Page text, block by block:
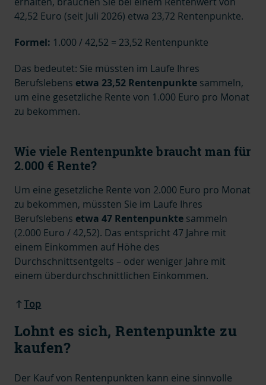
42,52 Euro (seit Juli 2026) etwa 23,72 Rentenpunkte.
Formel: 1.000 / 42,52 = 23,52 Rentenpunkte
Das bedeutet: Sie müssten im Laufe Ihres
Berufslebens etwa 23,52 Rentenpunkte sammeln,
um eine gesetzliche Rente von 1.000 Euro pro Monat
zu bekommen.
Wie viele Rentenpunkte braucht man für
2.000 € Rente?
Um eine gesetzliche Rente von 2.000 Euro pro Monat
zu bekommen, müssten Sie im Laufe Ihres
Berufslebens etwa 47 Rentenpunkte sammeln
(2.000 Euro / 42,52). Das entspricht 47 Jahre mit
einem Einkommen auf Höhe des
Durchschnittsentgelts – oder weniger Jahre mit
einem überdurchschnittlichen Einkommen.
Top
Lohnt es sich, Rentenpunkte zu
kaufen?
Der Kauf von Rentenpunkten kann eine sinnvolle